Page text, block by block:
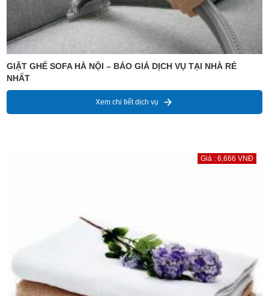
GIẶT GHẾ SOFA HÀ NỘI – BÁO GIÁ DỊCH VỤ TẠI NHÀ RẺ
NHẤT
Xem chi tiết dịch vụ
Giá : 6,666 VNĐ